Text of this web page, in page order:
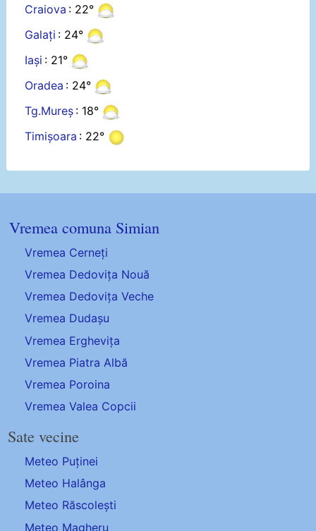
Craiova : 22°
Galați : 24°
Iași : 21°
Oradea : 24°
Tg.Mureș : 18°
Timișoara : 22°
Vremea comuna Simian
Vremea Cerneți
Vremea Dedovița Nouă
Vremea Dedovița Veche
Vremea Dudașu
Vremea Erghevița
Vremea Piatra Albă
Vremea Poroina
Vremea Valea Copcii
Sate vecine
Meteo Puținei
Meteo Halânga
Meteo Răscolești
Meteo Magheru